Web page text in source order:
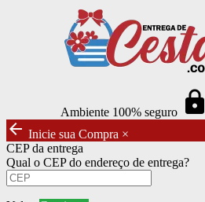
Ambiente 100% seguro https
arrow_back Inicie sua Compra ×
CEP da entrega
Qual o CEP do endereço de entrega?